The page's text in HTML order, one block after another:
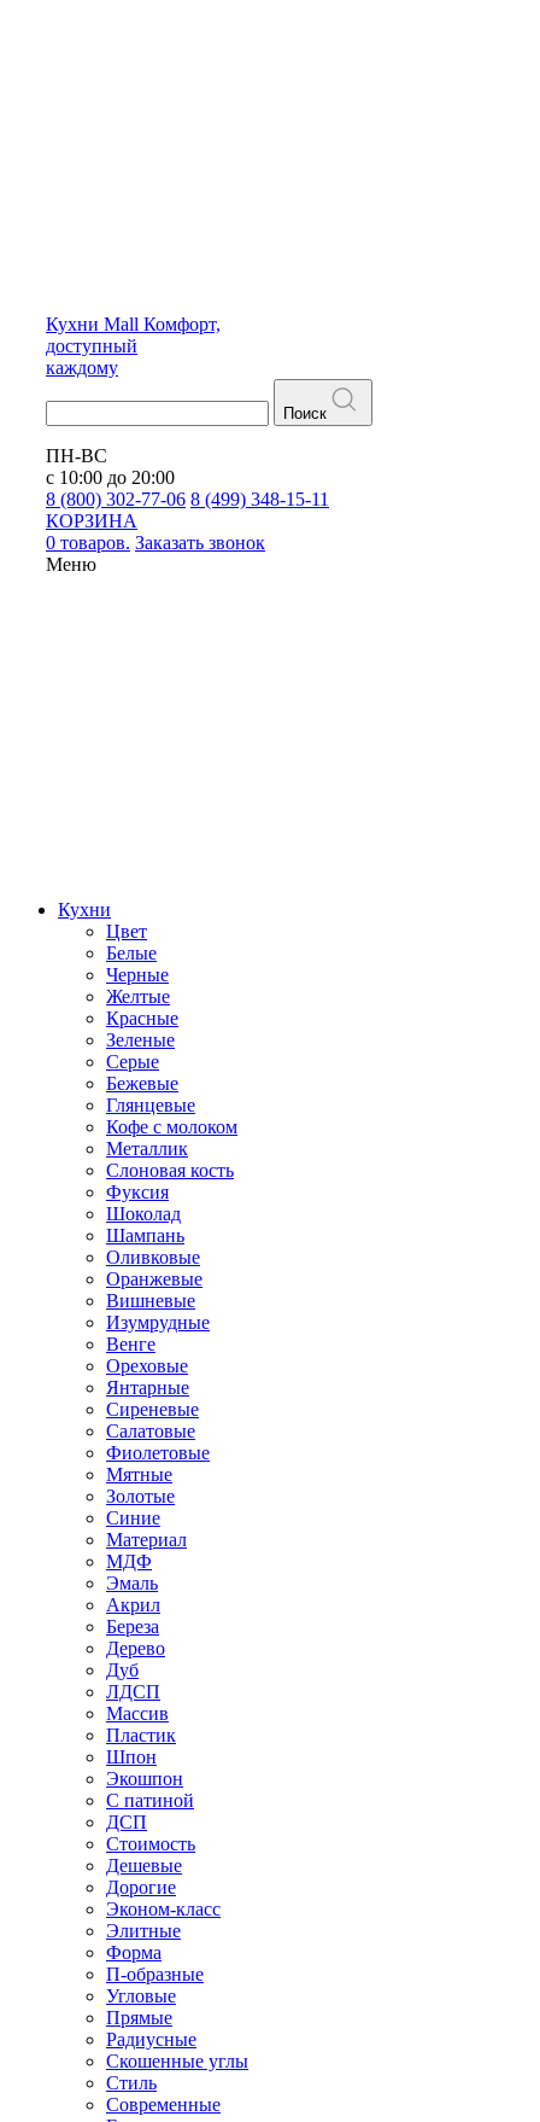
Кухни Mall Комфорт,
доступный
каждому
Поиск
ПН-ВС
с 10:00 до 20:00
8 (800) 302-77-06 8 (499) 348-15-11
КОРЗИНА
0 товаров. Заказать звонок
Меню
Кухни
Цвет
Белые
Черные
Желтые
Красные
Зеленые
Серые
Бежевые
Глянцевые
Кофе с молоком
Металлик
Слоновая кость
Фуксия
Шоколад
Шампань
Оливковые
Оранжевые
Вишневые
Изумрудные
Венге
Ореховые
Янтарные
Сиреневые
Салатовые
Фиолетовые
Мятные
Золотые
Синие
Материал
МДФ
Эмаль
Акрил
Береза
Дерево
Дуб
ЛДСП
Массив
Пластик
Шпон
Экошпон
С патиной
ДСП
Стоимость
Дешевые
Дорогие
Эконом-класс
Элитные
Форма
П-образные
Угловые
Прямые
Радиусные
Скошенные углы
Стиль
Современные